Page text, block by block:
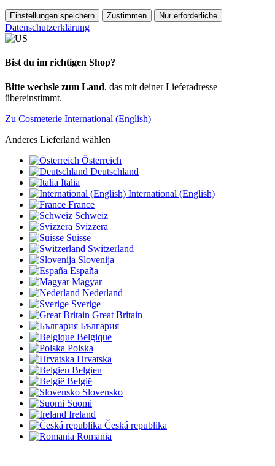
Einstellungen speichern Zustimmen Nur erforderliche
Datenschutzerklärung
Bist du im richtigen Shop?
Bitte wechsle zum Land, das mit deiner Lieferadresse
übereinstimmt.
Zu Cosmeterie International (English)
Anderes Lieferland wählen
Österreich
Deutschland
Italia
International (English)
France
Schweiz
Svizzera
Suisse
Switzerland
Slovenija
España
Magyar
Nederland
Sverige
Great Britain
България
Belgique
Polska
Hrvatska
Belgien
België
Slovensko
Suomi
Ireland
Česká republika
Romania